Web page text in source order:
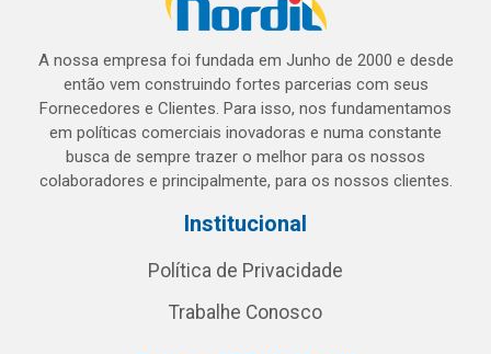
A nossa empresa foi fundada em Junho de 2000 e desde
então vem construindo fortes parcerias com seus
Fornecedores e Clientes. Para isso, nos fundamentamos
em políticas comerciais inovadoras e numa constante
busca de sempre trazer o melhor para os nossos
colaboradores e principalmente, para os nossos clientes.
Institucional
Política de Privacidade
Trabalhe Conosco